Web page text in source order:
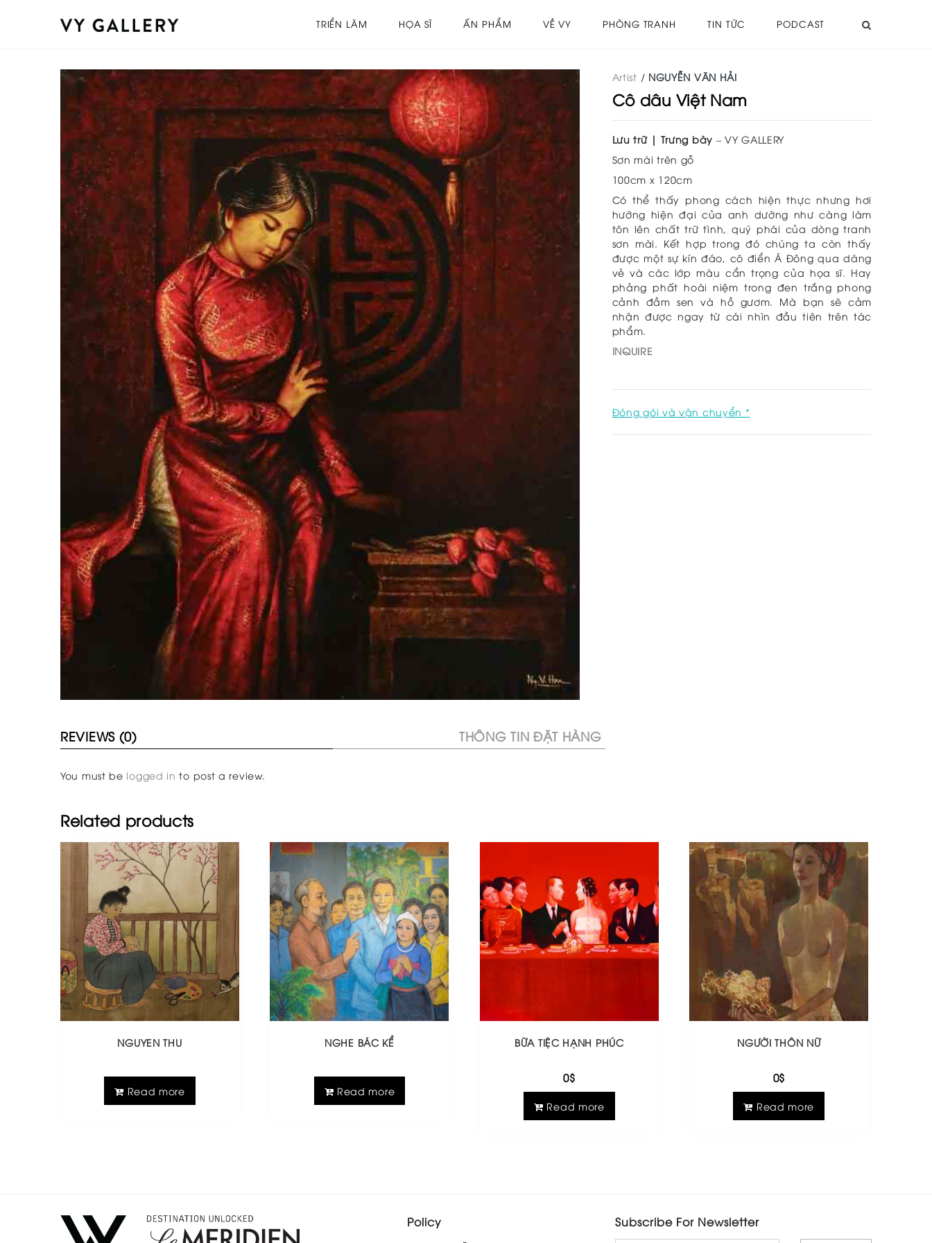
TRIỂN LÃM HỌA SĨ ẤN PHẨM VỀ VY PHÒNG TRANH TIN TỨC PODCAST
Artist / NGUYỄN VĂN HẢI
Cô dâu Việt Nam
Lưu trữ | Trưng bày – VY GALLERY
Sơn mài trên gỗ
100cm x 120cm
Có thể thấy phong cách hiện thực nhưng hơi
hướng hiện đại của anh dường như càng làm
tôn lên chất trữ tình, quý phái của dòng tranh
sơn mài. Kết hợp trong đó chúng ta còn thấy
được một sự kín đáo, cô điển Á Đông qua dáng
vẻ và các lớp màu cẩn trọng của họa sĩ. Hay
phảng phất hoài niệm trong đen trắng phong
cảnh đầm sen và hồ gươm. Mà bạn sẽ cảm
nhận được ngay từ cái nhìn đầu tiên trên tác
phẩm.
INQUIRE
Đóng gói và vận chuyển *
REVIEWS (0) THÔNG TIN ĐẶT HÀNG
You must be logged in to post a review.
Related products
NGUYEN THU
Read more
NGHE BÁC KỂ
Read more
BỮA TIỆC HẠNH PHÚC
0$
Read more
NGƯỜI THÔN NỮ
0$
Read more
Policy Subscribe For Newsletter